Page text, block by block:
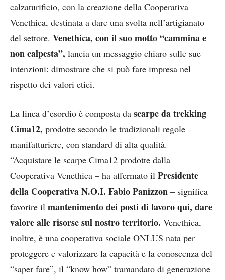
calzaturificio, con la creazione della Cooperativa
Venethica, destinata a dare una svolta nell’artigianato
del settore. Venethica, con il suo motto “cammina e
non calpesta”, lancia un messaggio chiaro sulle sue
intenzioni: dimostrare che si può fare impresa nel
rispetto dei valori etici.
La linea d’esordio è composta da scarpe da trekking
Cima12, prodotte secondo le tradizionali regole
manifatturiere, con standard di alta qualità.
“Acquistare le scarpe Cima12 prodotte dalla
Cooperativa Venethica – ha affermato il Presidente
della Cooperativa N.O.I. Fabio Panizzon – significa
favorire il mantenimento dei posti di lavoro qui, dare
valore alle risorse sul nostro territorio. Venethica,
inoltre, è una cooperativa sociale ONLUS nata per
proteggere e valorizzare la capacità e la conoscenza del
“saper fare”, il “know how” tramandato di generazione